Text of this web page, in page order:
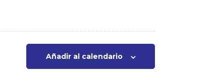
Añadir al calendario